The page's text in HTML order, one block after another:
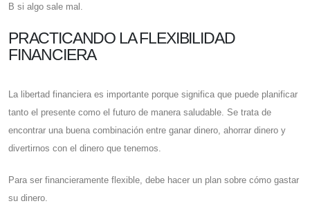
B si algo sale mal.
PRACTICANDO LA FLEXIBILIDAD
FINANCIERA
La libertad financiera es importante porque significa que puede planificar
tanto el presente como el futuro de manera saludable. Se trata de
encontrar una buena combinación entre ganar dinero, ahorrar dinero y
divertirnos con el dinero que tenemos.
Para ser financieramente flexible, debe hacer un plan sobre cómo gastar
su dinero.